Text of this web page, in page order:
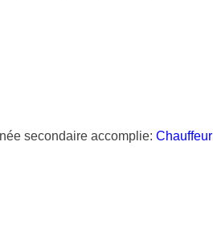
secondaire accomplie:Chauffeur